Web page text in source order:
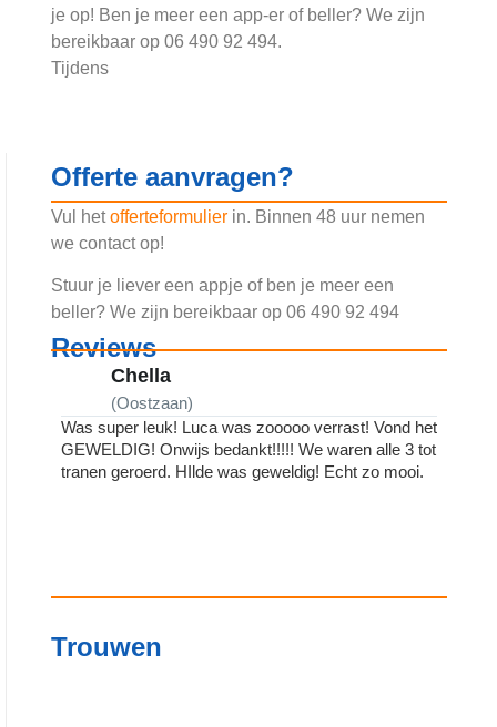
je op! Ben je meer een app-er of beller? We zijn
bereikbaar op 06 490 92 494.
Tijdens
Offerte aanvragen?
Vul hetofferteformulier in. Binnen 48 uur nemen
we contact op!
Stuur je liever een appje of ben je meer een
beller? We zijn bereikbaar op 06 490 92 494
Reviews
Chella
(Oostzaan)
Was super leuk! Luca was zooooo verrast! Vond het
GEWELDIG! Onwijs bedankt!!!!! We waren alle 3 tot
tranen geroerd. HIlde was geweldig! Echt zo mooi.
Trouwen